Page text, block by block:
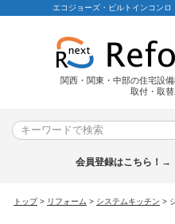
エコジョーズ・ビルトインコン
関西・関東・中部の住宅設
取付・取替
会員登録はこちら！→
トップ > リフォーム > システムキッチン >